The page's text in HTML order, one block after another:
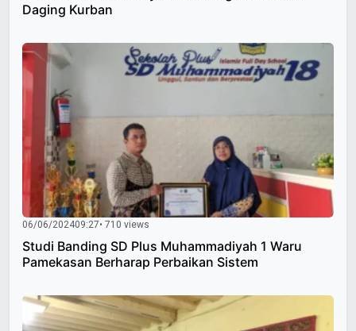
Daging Kurban
06/06/202409:27• 710 views
Studi Banding SD Plus Muhammadiyah 1 Waru
Pamekasan Berharap Perbaikan Sistem